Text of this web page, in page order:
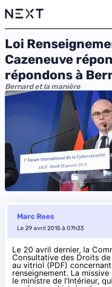
Loi
Cazeneuve
répondons à
Bernard et la manière
Marc Rees
Le 29 avril 2015 à 07h33
Le 20 avril dernier, la
Consultative des Droits de
au vitriol (PDF) concernant
renseignement. La
le ministre de l’Intérieur,